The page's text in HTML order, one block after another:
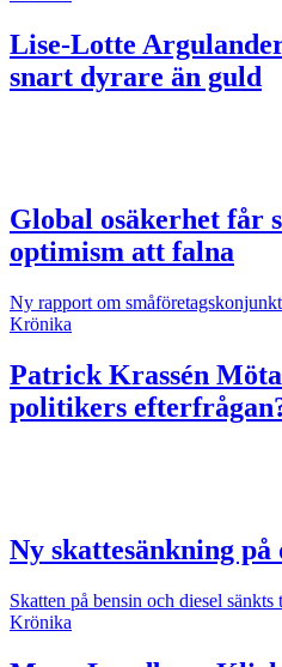
Lise-Lotte
snart dyrare än guld
Global osäkerhet får
optimism att falna
Ny rapport om
Krönika
Patrick Krassén
politikers
Ny skattesänkning
Skatten på bensin och diesel
Krönika